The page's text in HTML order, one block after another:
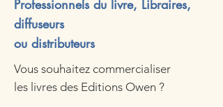
Professionnels du livre, Libraires,
diffuseurs
ou distributeurs
Vous souhaitez commercialiser
les livres des Editions Owen ?​